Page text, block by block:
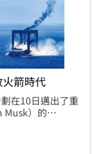
箭時代
在10日邁出了重
Musk）的